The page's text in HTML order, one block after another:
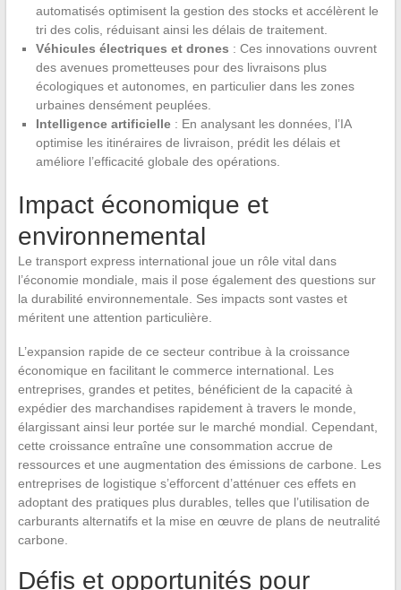
automatisés optimisent la gestion des stocks et accélèrent le
tri des colis, réduisant ainsi les délais de traitement.
Véhicules électriques et drones : Ces innovations ouvrent
des avenues prometteuses pour des livraisons plus
écologiques et autonomes, en particulier dans les zones
urbaines densément peuplées.
Intelligence artificielle : En analysant les données, l’IA
optimise les itinéraires de livraison, prédit les délais et
améliore l’efficacité globale des opérations.
Impact économique et
environnemental
Le transport express international joue un rôle vital dans
l’économie mondiale, mais il pose également des questions sur
la durabilité environnementale. Ses impacts sont vastes et
méritent une attention particulière.
L’expansion rapide de ce secteur contribue à la croissance
économique en facilitant le commerce international. Les
entreprises, grandes et petites, bénéficient de la capacité à
expédier des marchandises rapidement à travers le monde,
élargissant ainsi leur portée sur le marché mondial. Cependant,
cette croissance entraîne une consommation accrue de
ressources et une augmentation des émissions de carbone. Les
entreprises de logistique s’efforcent d’atténuer ces effets en
adoptant des pratiques plus durables, telles que l’utilisation de
carburants alternatifs et la mise en œuvre de plans de neutralité
carbone.
Défis et opportunités pour